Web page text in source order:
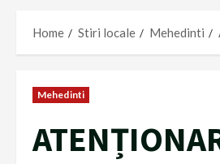
Home Stiri locale Mehedinti
Mehedinti